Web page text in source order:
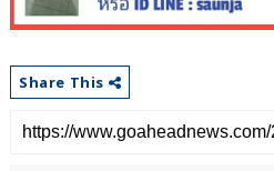
Share This